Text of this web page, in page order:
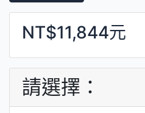
NT$11,844元
請選擇：